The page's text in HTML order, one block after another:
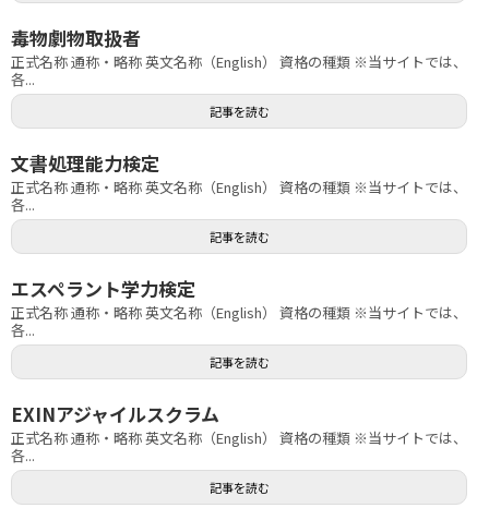
毒物劇物取扱者
正式名称 通称・略称 英文名称（English） 資格の種類 ※当サイトでは、
各...
記事を読む
文書処理能力検定
正式名称 通称・略称 英文名称（English） 資格の種類 ※当サイトでは、
各...
記事を読む
エスペラント学力検定
正式名称 通称・略称 英文名称（English） 資格の種類 ※当サイトでは、
各...
記事を読む
EXINアジャイルスクラム
正式名称 通称・略称 英文名称（English） 資格の種類 ※当サイトでは、
各...
記事を読む